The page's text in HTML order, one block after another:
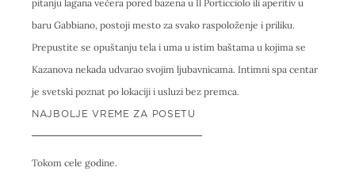
pitanju lagana večera pored bazena u Il Porticciolo ili aperitiv u
baru Gabbiano, postoji mesto za svako raspoloženje i priliku.
Prepustite se opuštanju tela i uma u istim baštama u kojima se
Kazanova nekada udvarao svojim ljubavnicama. Intimni spa centar
je svetski poznat po lokaciji i usluzi bez premca.
NAJBOLJE VREME ZA POSETU
Tokom cele godine.